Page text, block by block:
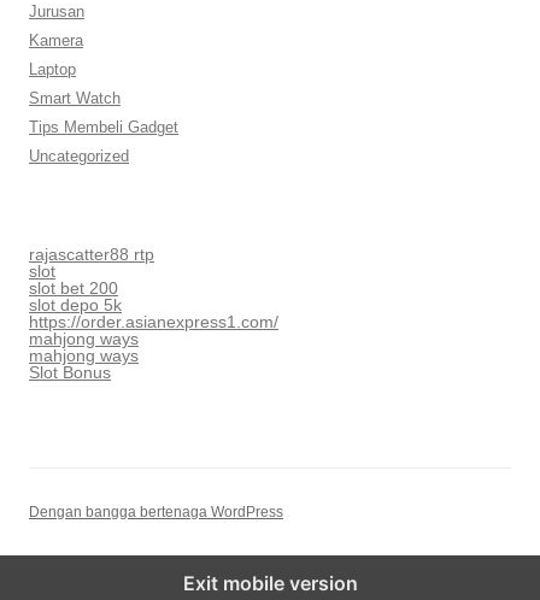
Jurusan
Kamera
Laptop
Smart Watch
Tips Membeli Gadget
Uncategorized
rajascatter88 rtp
slot
slot bet 200
slot depo 5k
https://order.asianexpress1.com/
mahjong ways
mahjong ways
Slot Bonus
Dengan bangga bertenaga WordPress
Exit mobile version